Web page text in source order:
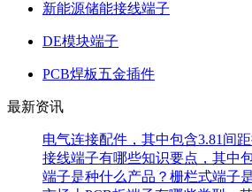
新能源储能接线端子
DE模块端子
PCB焊板五金插件
最新资讯
电气连接配件，其中包含3.81间
接线端子有哪些知识要点，其中
端子是种什么产品？栅栏式端子